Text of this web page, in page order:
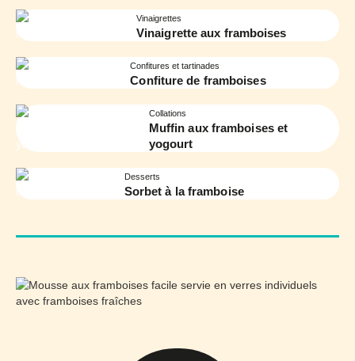
Vinaigrettes
Vinaigrette aux framboises
Confitures et tartinades
Confiture de framboises
Collations
Muffin aux framboises et
yogourt
Desserts
Sorbet à la framboise